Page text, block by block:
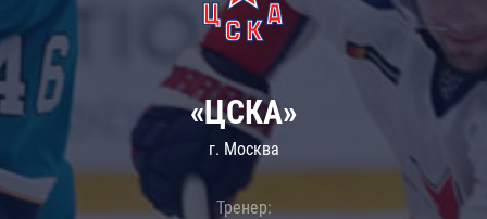
«ЦСКА»
г. Москва
Тренер: